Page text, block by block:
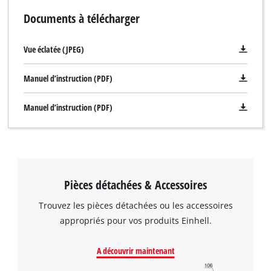
pouvoir charger Google Maps !
Documents à télécharger
Vue éclatée (JPEG)
Manuel d’instruction (PDF)
Manuel d’instruction (PDF)
Pièces détachées & Accessoires
Trouvez les pièces détachées ou les accessoires
appropriés pour vos produits Einhell.
A découvrir maintenant